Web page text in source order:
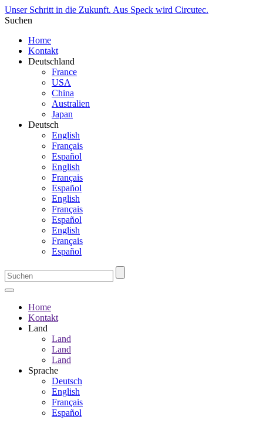
Unser Schritt in die Zukunft. Aus Speck wird Circutec.
Suchen
Home
Kontakt
Deutschland
France
USA
China
Australien
Japan
Deutsch
English
Français
Español
English
Français
Español
English
Français
Español
English
Français
Español
Home
Kontakt
Land
Land
Land
Land
Sprache
Deutsch
English
Français
Español